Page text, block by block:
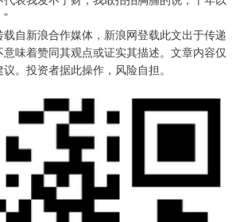
自新浪合作媒体，新浪网登载此文出于传递
味着赞同其观点或证实其描述。文章内容仅
。投资者据此操作，风险自担。